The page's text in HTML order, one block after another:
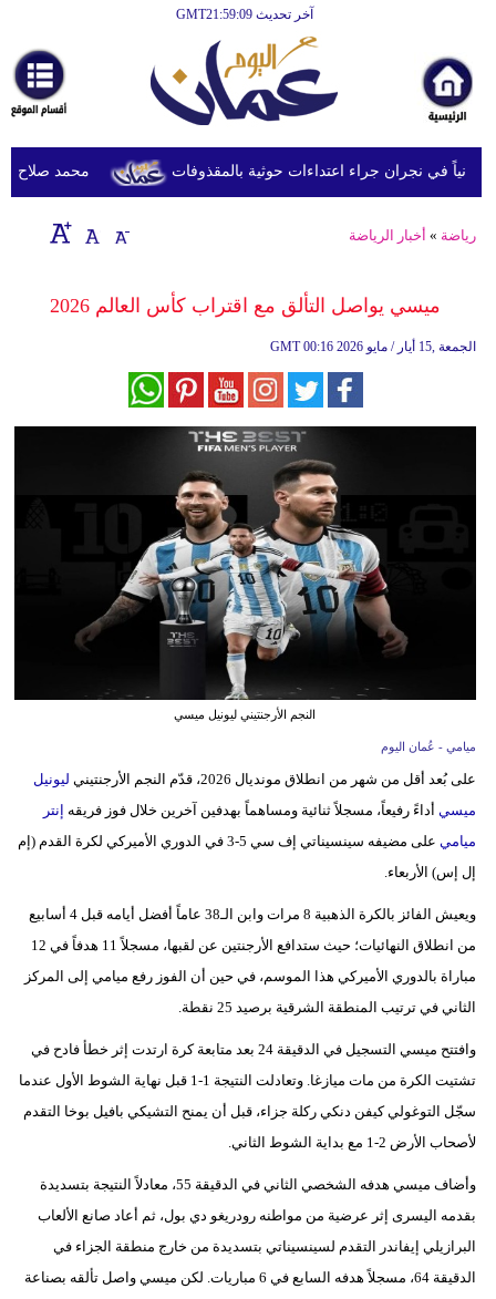
آخر تحديث GMT21:59:09
أخبارعاجلة
رياضة
ثقافة
إقتصاد
وموسيقى
وتغذية
تعليم
وتكنولوجيا
مدوَّنات
أبراج
سيارات
محمد صلاح يصل
رياضة » أخبار الرياضة
ميسي يواصل التألق مع اقتراب كأس العالم 2026
GMT 00:16 2026 الجمعة ,15 أيار / مايو
النجم الأرجنتيني ليونيل ميسي
ميامي - عُمان اليوم
على بُعد أقل من شهر من انطلاق مونديال 2026، قدّم النجم الأرجنتيني
ليونيل
ميسي أداءً رفيعاً، مسجلاً ثنائية ومساهماً بهدفين آخرين خلال فوز فريقه إنتر
ميامي
على مضيفه سينسيناتي إف سي 5-3 في الدوري الأميركي لكرة القدم (إم
إل إس) الأربعاء.
ويعيش الفائز بالكرة الذهبية 8 مرات وابن الـ38 عاماً أفضل أيامه قبل 4 أسابيع
من انطلاق النهائيات؛ حيث ستدافع الأرجنتين عن لقبها، مسجلاً 11 هدفاً في 12
مباراة بالدوري الأميركي هذا الموسم، في حين أن الفوز رفع ميامي إلى المركز
الثاني في ترتيب المنطقة الشرقية برصيد 25 نقطة.
وافتتح ميسي التسجيل في الدقيقة 24 بعد متابعة كرة ارتدت إثر خطأ فادح في
تشتيت الكرة من مات ميازغا. وتعادلت النتيجة 1-1 قبل نهاية الشوط الأول عندما
سجّل التوغولي كيفن دنكي ركلة جزاء، قبل أن يمنح التشيكي بافيل بوخا التقدم
لأصحاب الأرض 2-1 مع بداية الشوط الثاني.
وأضاف ميسي هدفه الشخصي الثاني في الدقيقة 55، معادلاً النتيجة بتسديدة
بقدمه اليسرى إثر عرضية من مواطنه رودريغو دي بول، ثم أعاد صانع الألعاب
البرازيلي إيفاندر التقدم لسينسيناتي بتسديدة من خارج منطقة الجزاء في
الدقيقة 64، مسجلاً هدفه السابع في 6 مباريات. لكن ميسي واصل تألقه بصناعة